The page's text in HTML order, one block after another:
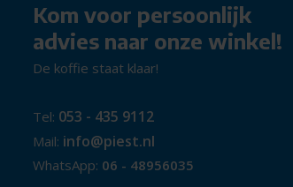
magnetisch fotopapier,
en donkere stoffen.Dit maakt
te realiseren.
Kom voor persoonlijk
advies naar onze winkel!
De koffie staat klaar!
Tel: 053 - 435 9112
Mail: info@piest.nl
WhatsApp: 06 - 48956035